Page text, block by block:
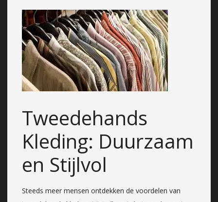
Tweedehands
Kleding: Duurzaam
en Stijlvol
Steeds meer mensen ontdekken de voordelen van